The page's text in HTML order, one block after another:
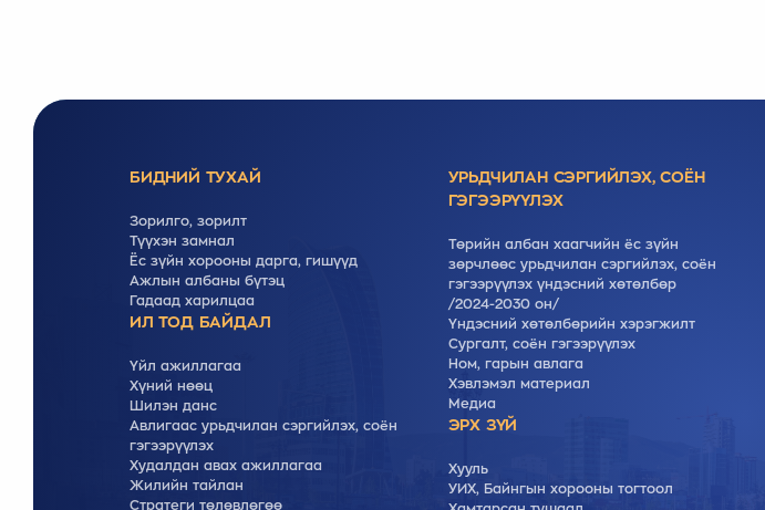
БИДНИЙ ТУХАЙ
Зорилго, зорилт
Түүхэн замнал
Ёс зүйн хорооны дарга, гишүүд
Ажлын албаны бүтэц
Гадаад харилцаа
ИЛ ТОД БАЙДАЛ
Үйл ажиллагаа
Хүний нөөц
Шилэн данс
Авлигаас урьдчилан сэргийлэх, соён
гэгээрүүлэх
Худалдан авах ажиллагаа
Жилийн тайлан
Стратеги төлөвлөгөө
УРЬДЧИЛАН СЭРГИЙЛЭХ, СОЁН
ГЭГЭЭРҮҮЛЭХ
Төрийн албан хаагчийн ёс зүйн
зөрчлөөс урьдчилан сэргийлэх, соён
гэгээрүүлэх үндэсний хөтөлбөр
/2024-2030 он/
Үндэсний хөтөлбөрийн хэрэгжилт
Cургалт, cоён гэгээрүүлэх
Ном, гарын авлага
Хэвлэмэл материал
Медиа
ЭРХ ЗҮЙ
Хууль
УИХ, Байнгын хорооны тогтоол